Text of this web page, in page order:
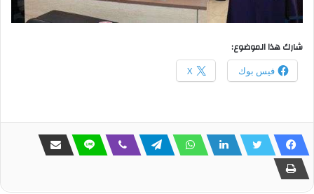
شارك هذا الموضوع:
فيس بوك X